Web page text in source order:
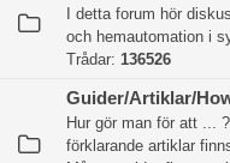
I detta forum hör
och hemautomation i
Trådar: 136526
Guider/Artiklar/
Hur gör man för att ...
förklarande artiklar